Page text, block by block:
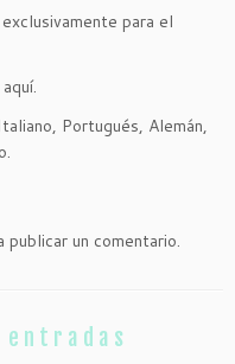
para el
Portugués, Alemán,
publicar un comentario.
entradas